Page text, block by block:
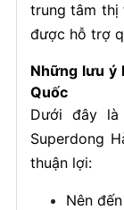
trung tâm thị
được hỗ trợ
Những lưu ý
Quốc
Dưới đây
Superdong
thuận lợi:
Nên